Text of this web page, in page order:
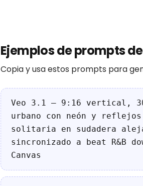
Ejemplos de prompts
Copia y usa estos prompts para
Veo 3.1 — 9:16 vertical,
urbano con neón y
solitaria en sudadera
sincronizado a beat R&B
Canvas